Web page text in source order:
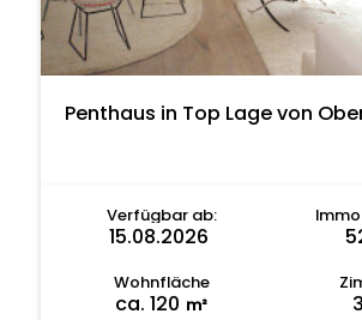
Penthaus in Top Lage von
Verfügbar ab:
15.08.2026
Wohnfläche
ca. 120 m²